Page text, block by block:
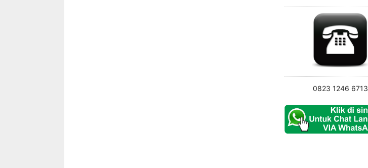
0823 1246 6713